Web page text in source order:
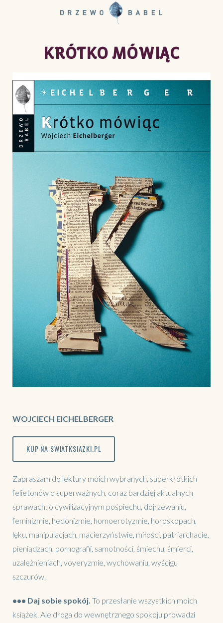
KRÓTKO MÓWIĄC
WOJCIECH EICHELBERGER
KUP NA SWIATKSIAZKI.PL
Zapraszam do lektury moich wybranych, superkrótkich
felietonów o superważnych, coraz bardziej aktualnych
sprawach: o cywilizacyjnym pośpiechu, dojrzewaniu,
feminizmie, hedonizmie, homoerotyzmie, horoskopach,
lęku, manipulacjach, macierzyństwie, miłości, patriarchacie,
pieniądzach, pornografii, samotności, śmiechu, śmierci,
uzależnieniach, voyeryzmie, wychowaniu, wyścigu
szczurów.
••• Daj sobie spokój. To przesłanie wszystkich moich
książek. Ale droga do wewnętrznego spokoju prowadzi